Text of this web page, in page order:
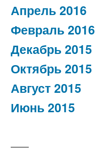
Апрель 2016
Февраль 2016
Декабрь 2015
Октябрь 2015
Август 2015
Июнь 2015